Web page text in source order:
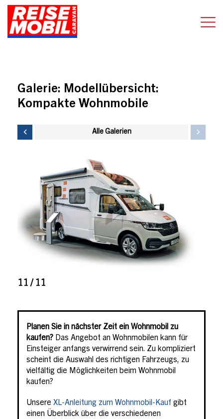
Galerie: Modellübersicht:
Kompakte Wohnmobile
Alle Galerien
11 / 11
Planen Sie in nächster Zeit ein Wohnmobil zu
kaufen? Das Angebot an Wohnmobilen kann für
Einsteiger anfangs verwirrend sein. Zu kompliziert
scheint die Auswahl des richtigen Fahrzeugs, zu
vielfältig die Möglichkeiten beim Wohnmobil
kaufen?
Unsere XL-Anleitung zum Wohnmobil-Kauf gibt
einen Überblick über die verschiedenen